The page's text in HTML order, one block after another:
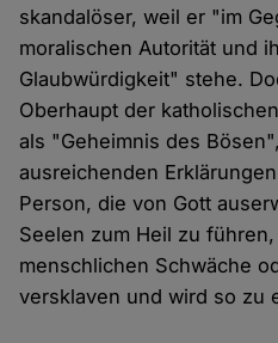
skandalöser, weil er "im
moralischen Autorität und
Glaubwürdigkeit" stehe.
Oberhaupt der
als "Geheimnis des
ausreichenden
Person, die von Gott
Seelen zum Heil zu
menschlichen Schwäche
versklaven und wird so zu